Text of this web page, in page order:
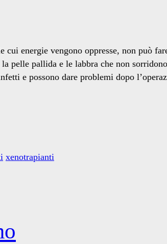
energie vengono oppresse, non può
pelle pallida e le labbra che non
e possono dare problemi dopo
xenotrapianti